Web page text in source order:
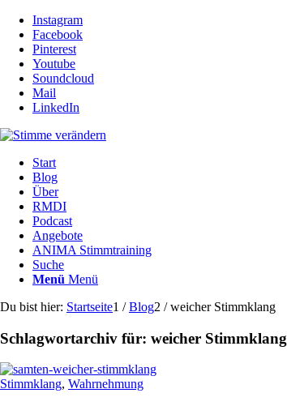
Instagram
Facebook
Pinterest
Youtube
Soundcloud
Mail
LinkedIn
Start
Blog
Über
RMDI
Podcast
Angebote
ANIMA Stimmtraining
Suche
Menü Menü
Du bist hier: Startseite1 / Blog2 / weicher Stimmklang
Schlagwortarchiv für: weicher Stimmklang
Stimmklang, Wahrnehmung